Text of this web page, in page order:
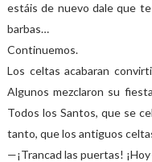
estáis de nuevo dale que
barbas…
Continuemos.
Los celtas acabaran
Algunos mezclaron su
Todos los Santos, que se
tanto, que los antiguos
—¡Trancad las puertas!